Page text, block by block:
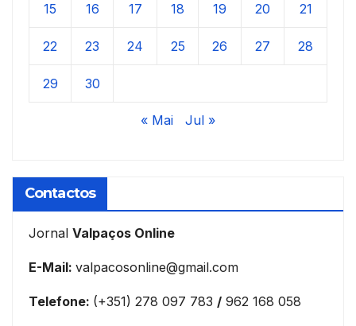
15 16 17 18 19 20 21
22 23 24 25 26 27 28
29 30
« Mai Jul »
Contactos
Jornal Valpaços Online
E-Mail: valpacosonline@gmail.com
Telefone: (+351) 278 097 783 / 962 168 058